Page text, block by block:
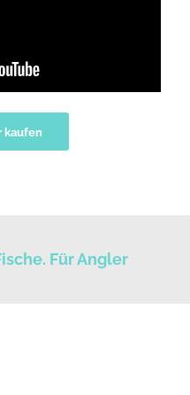
kaufen
Für Angler